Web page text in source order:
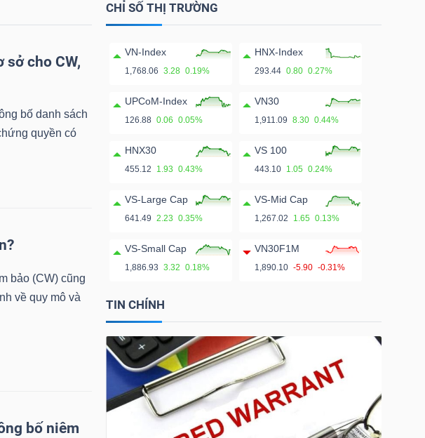
sở cho CW,
bố danh sách
quyền có
bảo (CW) cũng
về quy mô và
bố niêm
CHỈ SỐ THỊ TRƯỜNG
VN-Index
1,768.06 3.28 0.19%
HNX-Index
293.44 0.80 0.27%
UPCoM-Index
126.88 0.06 0.05%
VN30
1,911.09 8.30 0.44%
HNX30
455.12 1.93 0.43%
VS 100
443.10 1.05 0.24%
VS-Large Cap
641.49 2.23 0.35%
VS-Mid Cap
1,267.02 1.65 0.13%
VS-Small Cap
1,886.93 3.32 0.18%
VN30F1M
1,890.10 -5.90 -0.31%
TIN CHÍNH